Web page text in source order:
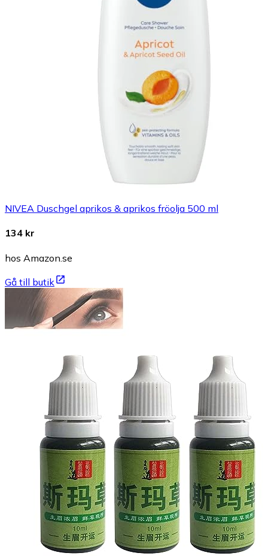
NIVEA Duschgel aprikos & aprikos fröolja 500 ml
134 kr
hos Amazon.se
Gå till butik